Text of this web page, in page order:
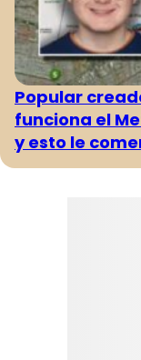
Popular
funciona el
y esto le